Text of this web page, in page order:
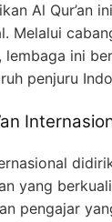
Al Qur’an
Melalui
ini
penjuru
yang
pengajar